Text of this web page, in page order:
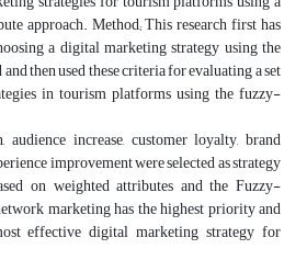
approach. Method; This research first has
a digital marketing strategy using the
then used these criteria for evaluating a set
in tourism platforms using the fuzzy-
audience increase, customer loyalty, brand
improvement were selected as strategy
on weighted attributes and the Fuzzy-
marketing has the highest priority and
effective digital marketing strategy for